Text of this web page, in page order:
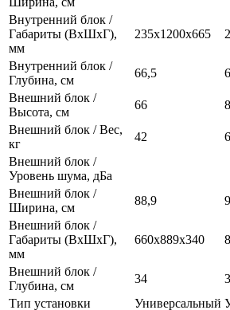
Внутренний блок /
Габариты (ВхШхГ),
мм
235х1200х665
Внутренний блок /
Глубина, см
66,5
Внешний блок /
Высота, см
66
Внешний блок / Вес,
кг
42
Внешний блок /
Уровень шума, дБа
Внешний блок /
Ширина, см
88,9
Внешний блок /
Габариты (ВхШхГ),
мм
660х889х340
Внешний блок /
Глубина, см
34
Тип установки
Универсальный